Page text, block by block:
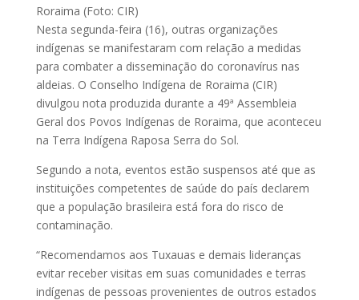
Roraima (Foto: CIR)
Nesta segunda-feira (16), outras organizações
indígenas se manifestaram com relação a medidas
para combater a disseminação do coronavírus nas
aldeias. O Conselho Indígena de Roraima (CIR)
divulgou nota produzida durante a 49ª Assembleia
Geral dos Povos Indígenas de Roraima, que aconteceu
na Terra Indígena Raposa Serra do Sol.
Segundo a nota, eventos estão suspensos até que as
instituições competentes de saúde do país declarem
que a população brasileira está fora do risco de
contaminação.
“Recomendamos aos Tuxauas e demais lideranças
evitar receber visitas em suas comunidades e terras
indígenas de pessoas provenientes de outros estados